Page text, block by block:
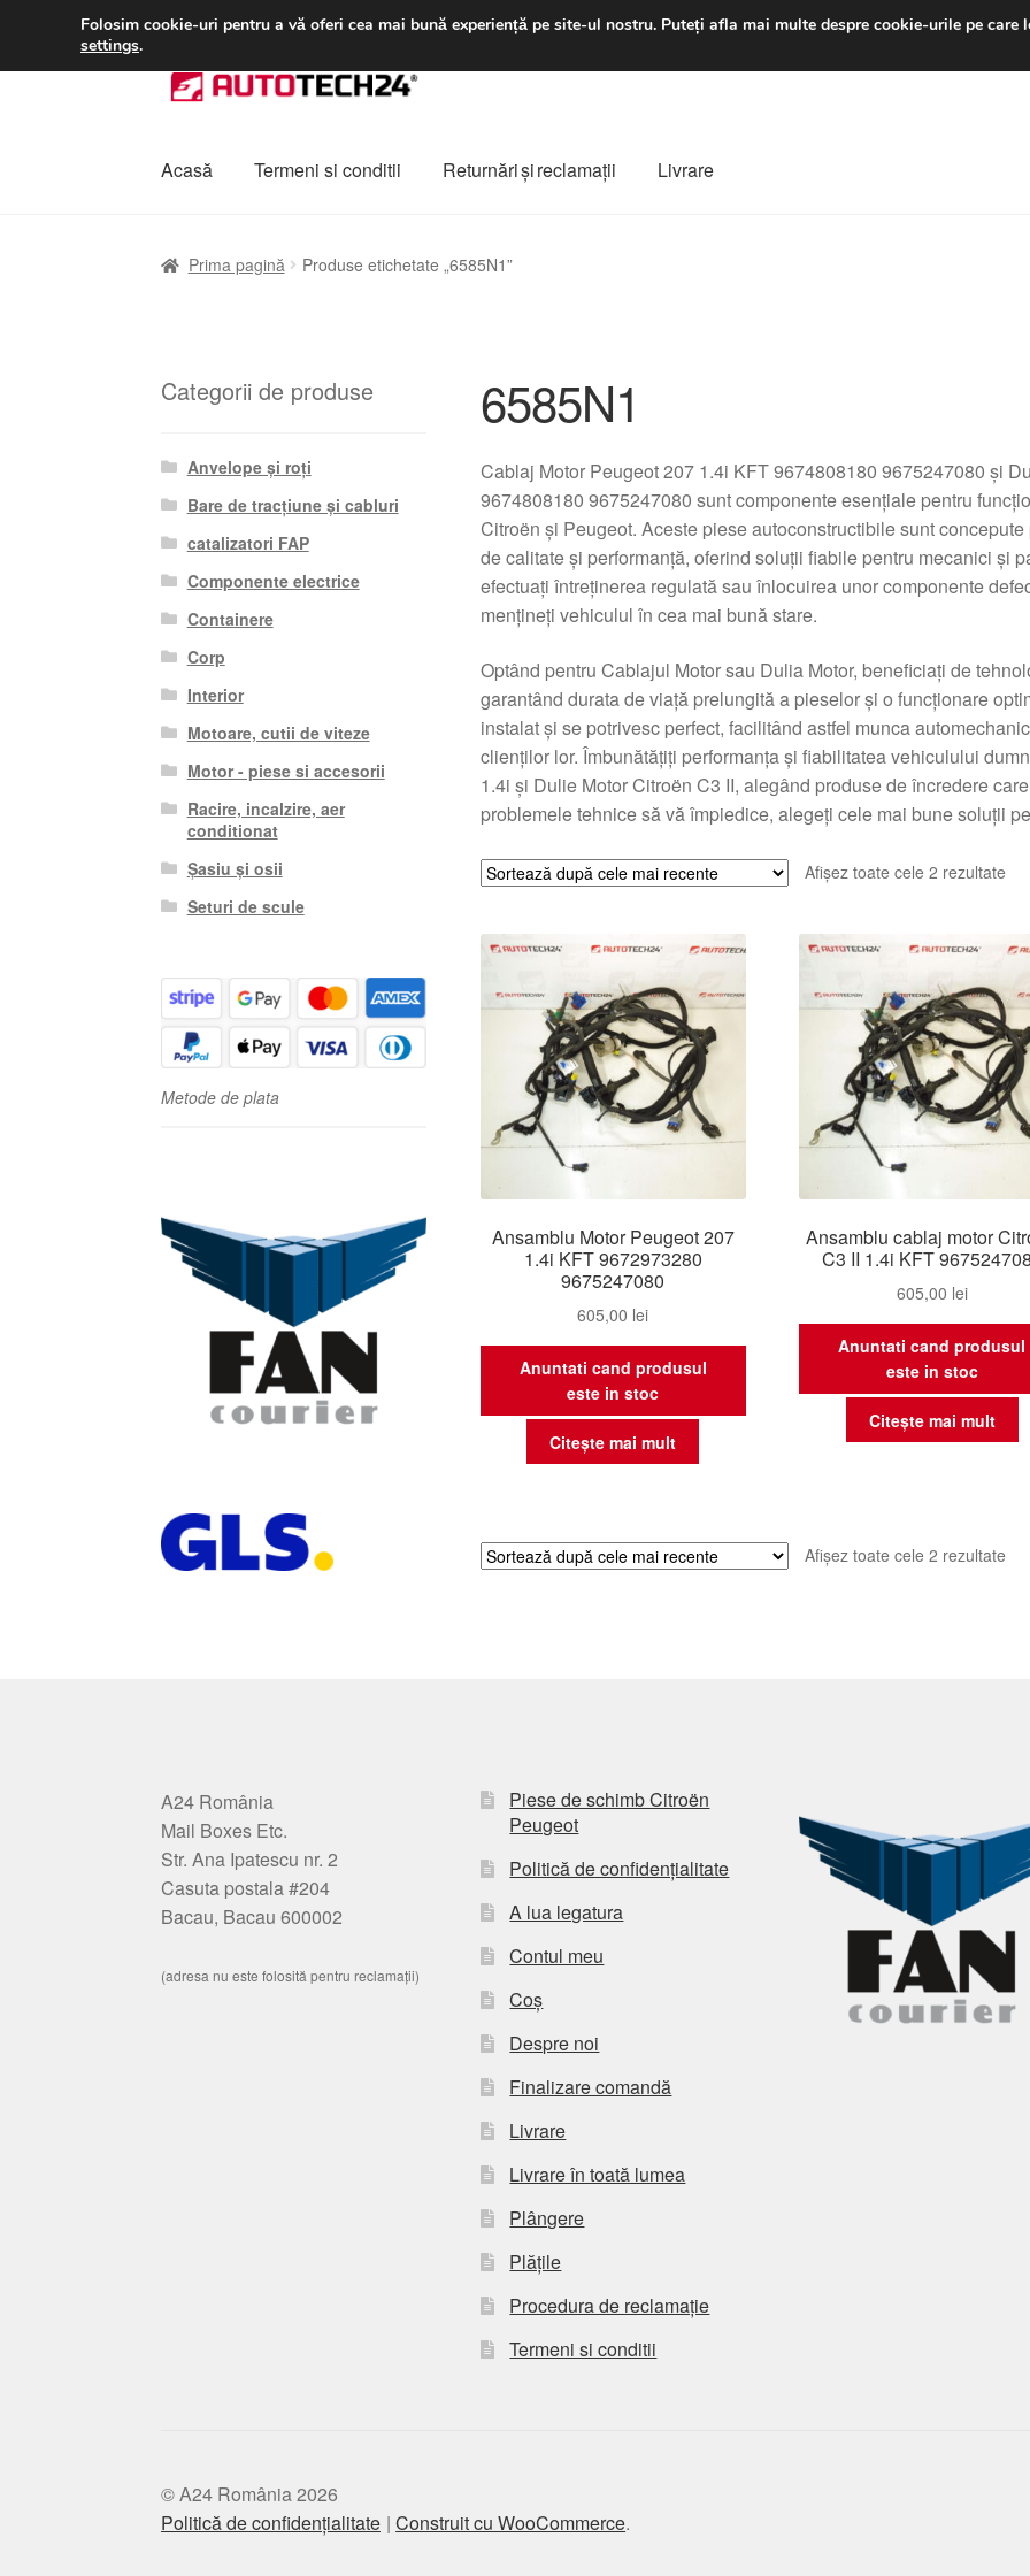
LIVRARE de la 33 lei luni-vineri 9 a.m. - 4
Sari
la
Sari
la
Acasă Termeni si conditii Returnări şi reclamații Livrare
Prima pagină Produse etichetate „6585N1”
6585N1
Cablaj Motor Peugeot 207 1.4i KFT 9674808180 9675247080 și
9674808180 9675247080 sunt componente esențiale pentru
Citroën și Peugeot. Aceste piese autoconstructibile sunt
de calitate și performanță, oferind soluții fiabile pentru mecanici și
efectuați întreținerea regulată sau înlocuirea unor componente
mențineți vehiculul în cea mai bună stare.
Optând pentru Cablajul Motor sau Dulia Motor, beneficiați de
garantând durata de viață prelungită a pieselor și o funcționare
instalat și se potrivesc perfect, facilitând astfel munca
clienților lor. Îmbunătățiți performanța și fiabilitatea vehiculului
1.4i și Dulie Motor Citroën C3 II, alegând produse de încredere
problemele tehnice să vă împiedice, alegeți cele mai bune soluții
Afișez toate cele 2 rezultate
mai
Ansamblu Motor Peugeot 207
1.4i KFT 9672973280
9675247080
605,00 lei
Anuntati cand produsul
este in stoc
Citește mai mult
Ansamblu cablaj motor
C3 II 1.4i KFT
605,00 lei
Anuntati cand produsul
este in stoc
Citește mai mult
Afișez toate cele 2 rezultate
Categorii de produse
Anvelope și roți
Bare de tracțiune și cabluri
catalizatori FAP
Componente electrice
Containere
Corp
Interior
Motoare, cutii de viteze
Motor - piese si accesorii
Racire, incalzire, aer
conditionat
Șasiu și osii
Seturi de scule
Metode de plata
A24 România
Mail Boxes Etc.
Str. Ana Ipatescu nr. 2
Casuta postala #204
Bacau, Bacau 600002
(adresa nu este folosită pentru reclamații)
Piese de schimb Citroën
Peugeot
Politică de confidențialitate
A lua legatura
Contul meu
Coș
Despre noi
Finalizare comandă
Livrare
Livrare în toată lumea
Plângere
Plățile
Procedura de reclamație
Termeni si conditii
© A24 România 2026
Politică de confidențialitate Construit cu WooCommerce.
Folosim cookie-uri pentru a vă oferi cea mai bună experiență pe site-ul nostru. Puteți afla mai multe despre cookie-urile pe
settings.